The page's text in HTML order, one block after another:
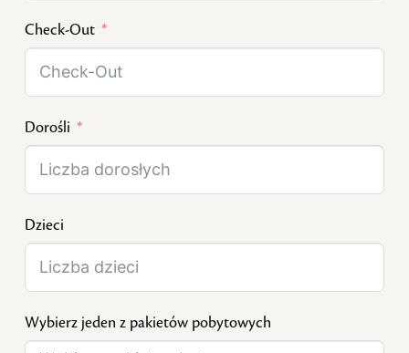
Check-Out
Dorośli
Dzieci
Wybierz jeden z pakietów pobytowych